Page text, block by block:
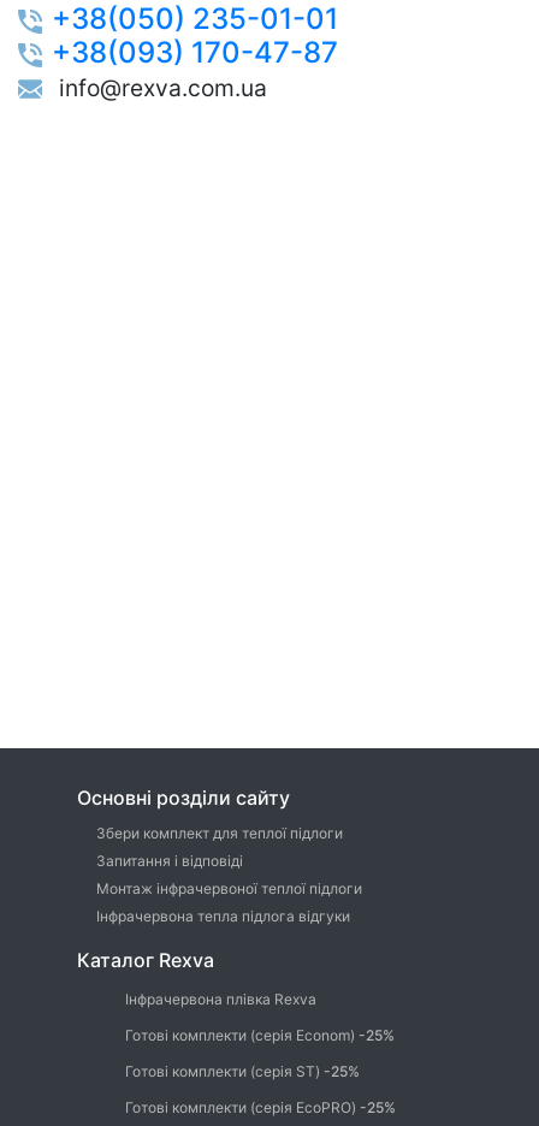
+38(050) 235-01-01
+38(093) 170-47-87
info@rexva.com.ua
Основні розділи сайту
Збери комплект для теплої підлоги
Запитання і відповіді
Монтаж інфрачервоної теплої підлоги
Інфрачервона тепла підлога відгуки
Каталог Rexva
Інфрачервона плівка Rexva
Готові комплекти (серія Econom) -25%
Готові комплекти (серія ST) -25%
Готові комплекти (серія EcoPRO) -25%